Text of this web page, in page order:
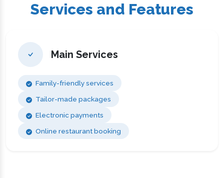
Services and Features
Main Services
Family-friendly services
Tailor-made packages
Electronic payments
Online restaurant booking